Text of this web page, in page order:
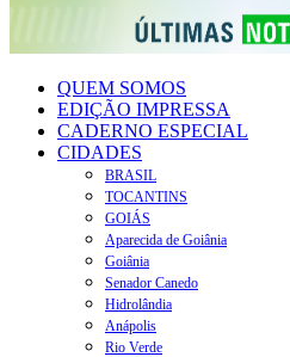
QUEM SOMOS
EDIÇÃO IMPRESSA
CADERNO ESPECIAL
CIDADES
BRASIL
TOCANTINS
GOIÁS
Aparecida de Goiânia
Goiânia
Senador Canedo
Hidrolândia
Anápolis
Rio Verde